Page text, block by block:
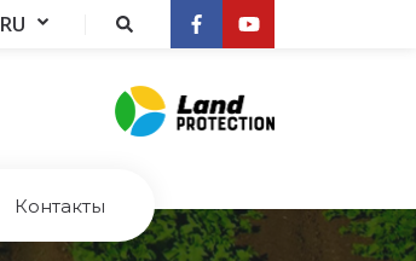
RU
Контакты